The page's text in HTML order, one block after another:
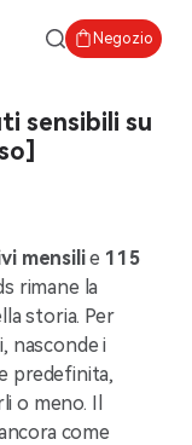
Negozio
sensibili su
mensilie 115
rimane la
storia. Per
nasconde i
predefinita,
o meno. Il
come